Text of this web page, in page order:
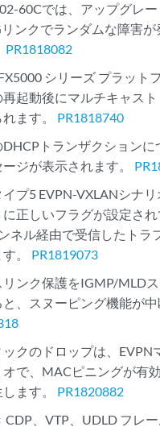
60Cでは、アップグレ
ンクでランダムな障害
PR1818082
シリーズ プラット
起動後にマルチキャス
ます。 PR1818740
トランザクションに
ジが表示されます。
プ5 EVPN-VXLANシナ
に正しいフラグが設定さ
ネル経由で受信したトラ
。 PR1819073
リンク保護をIGMP/MLD
、スヌーピング機能が中
ックのドロップは、EVPN
オで、MACピニングが有
ます。 PR1820882
CDP、VTP、UDLD フレ